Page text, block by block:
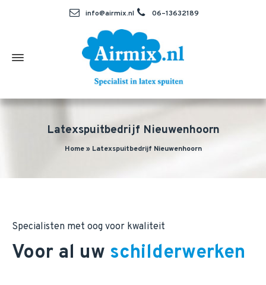
info@airmix.nl 06–13632189
Latexspuitbedrijf Nieuwenhoorn
Home» Latexspuitbedrijf Nieuwenhoorn
Specialisten met oog voor kwaliteit
Voor al uw schilderwerken